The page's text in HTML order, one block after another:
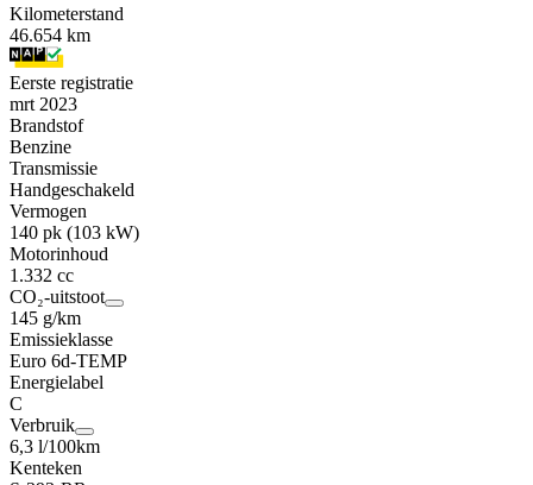
Kilometerstand
46.654 km
Eerste registratie
mrt 2023
Brandstof
Benzine
Transmissie
Handgeschakeld
Vermogen
140 pk (103 kW)
Motorinhoud
1.332 cc
CO₂-uitstoot
145 g/km
Emissieklasse
Euro 6d-TEMP
Energielabel
C
Verbruik
6,3 l/100km
Kenteken